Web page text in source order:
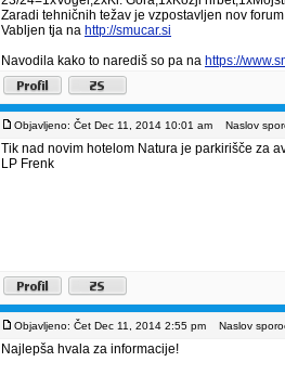
Zaradi tehničnih težav je vzpostavljen nov
Vabljen tja na http://smucar.si
Navodila kako to narediš so pa na https://
Objavljeno: Čet Dec 11, 2014 10:01 am Naslov
Tik nad novim hotelom Natura je parkirišče za
LP Frenk
Objavljeno: Čet Dec 11, 2014 2:55 pm Naslov
Najlepša hvala za informacije!